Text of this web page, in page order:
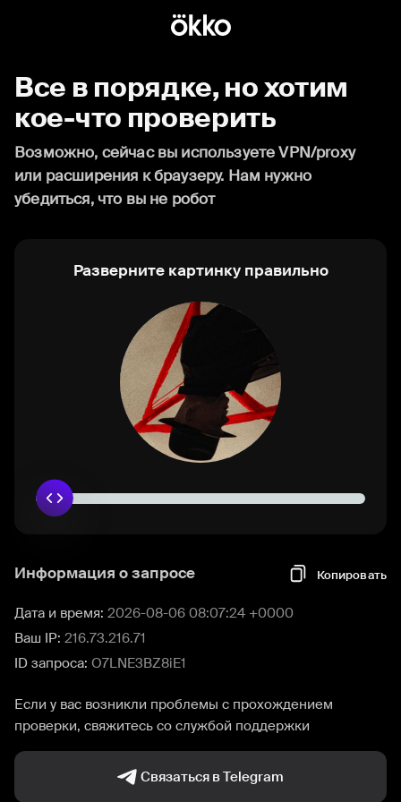
Все в порядке, но хотим
кое-что проверить
Возможно, сейчас вы используете VPN/proxy
или расширения к браузеру. Нам нужно
убедиться, что вы не робот
Разверните картинку правильно
Информация о запросе Копировать
Дата и время: 2026-08-06 08:07:24 +0000
Ваш IP: 216.73.216.71
ID запроса: O7LNE3BZ8iE1
Если у вас возникли проблемы с прохождением
проверки, свяжитесь со службой поддержки
Связаться в Telegram